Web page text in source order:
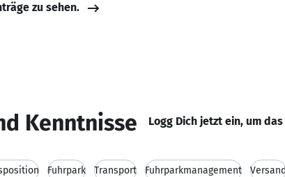
zu sehen.
Kenntnisse Logg Dich jetzt ein, um
Fuhrpark Transport Fuhrparkmanagement